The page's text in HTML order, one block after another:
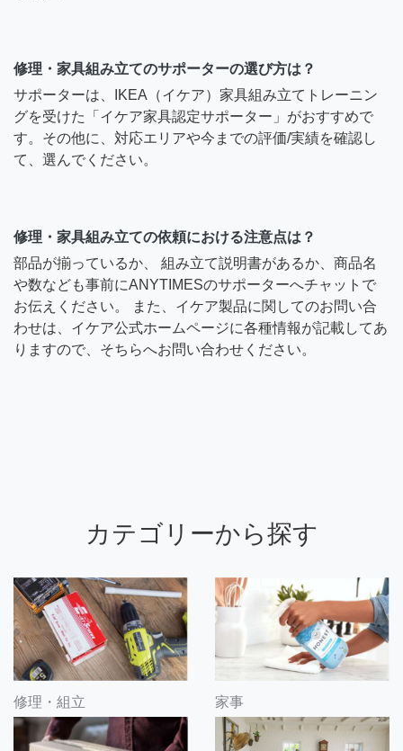
修理・家具組み立てのサポーターの選び方は？
サポーターは、IKEA（イケア）家具組み立てトレーニン
グを受けた「イケア家具認定サポーター」がおすすめで
す。その他に、対応エリアや今までの評価/実績を確認し
て、選んでください。
修理・家具組み立ての依頼における注意点は？
部品が揃っているか、 組み立て説明書があるか、商品名
や数なども事前にANYTIMESのサポーターへチャットで
お伝えください。 また、イケア製品に関してのお問い合
わせは、イケア公式ホームページに各種情報が記載してあ
りますので、そちらへお問い合わせください。
カテゴリーから探す
修理・組立 家事